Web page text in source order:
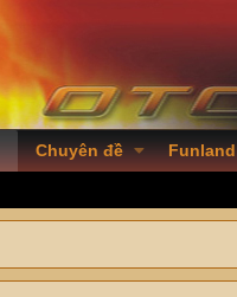
Chuyên đề Funland